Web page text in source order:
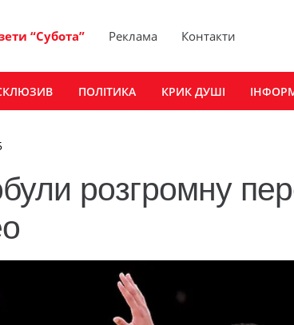
“Субота” Реклама Контакти
ПОЛІТИКА КРИК ДУШІ
розгромну